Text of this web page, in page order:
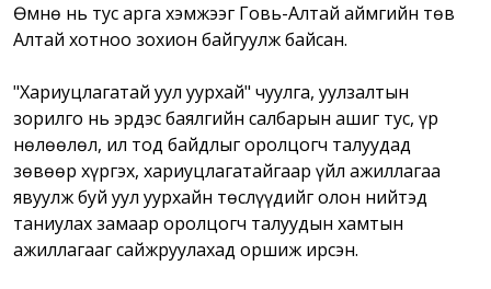
Өмнө нь тус арга хэмжээг Говь-Алтай аймгийн төв
Алтай хотноо зохион байгуулж байсан.
"Хариуцлагатай уул уурхай" чуулга, уулзалтын
зорилго нь эрдэс баялгийн салбарын ашиг тус, үр
нөлөөлөл, ил тод байдлыг оролцогч талуудад
зөвөөр хүргэх, хариуцлагатайгаар үйл ажиллагаа
явуулж буй уул уурхайн төслүүдийг олон нийтэд
таниулах замаар оролцогч талуудын хамтын
ажиллагааг сайжруулахад оршиж ирсэн.